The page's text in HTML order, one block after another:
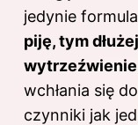
jedynie
piję, tym
wytrzeźwienie
wchłania się
czynniki jak